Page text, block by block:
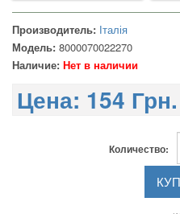
Производитель: Італія
Модель: 8000070022270
Наличие: Нет в наличии
Цена: 154 Грн.
Количество: